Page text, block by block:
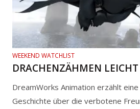
WEEKEND WATCHLIST
DRACHENZÄHMEN
DreamWorks Animation erzählt
Geschichte über die verbotene